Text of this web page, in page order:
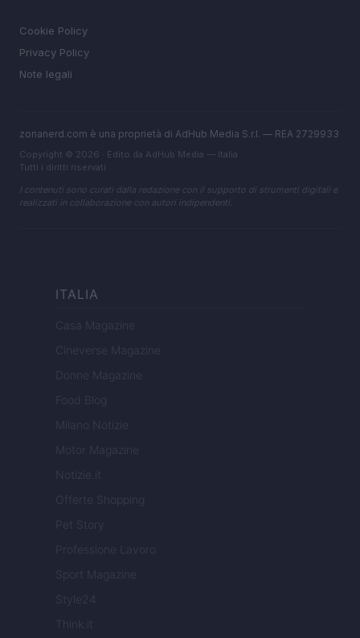
Cookie Policy
Privacy Policy
Note legali
zonanerd.com è una proprietà di AdHub Media S.r.l. — REA 2729933
Copyright © 2026 · Edito da AdHub Media — Italia
Tutti i diritti riservati
I contenuti sono curati dalla redazione con il supporto di strumenti digitali e
realizzati in collaborazione con autori indipendenti.
ITALIA
Casa Magazine
Cineverse Magazine
Donne Magazine
Food Blog
Milano Notizie
Motor Magazine
Notizie.it
Offerte Shopping
Pet Story
Professione Lavoro
Sport Magazine
Style24
Think.it